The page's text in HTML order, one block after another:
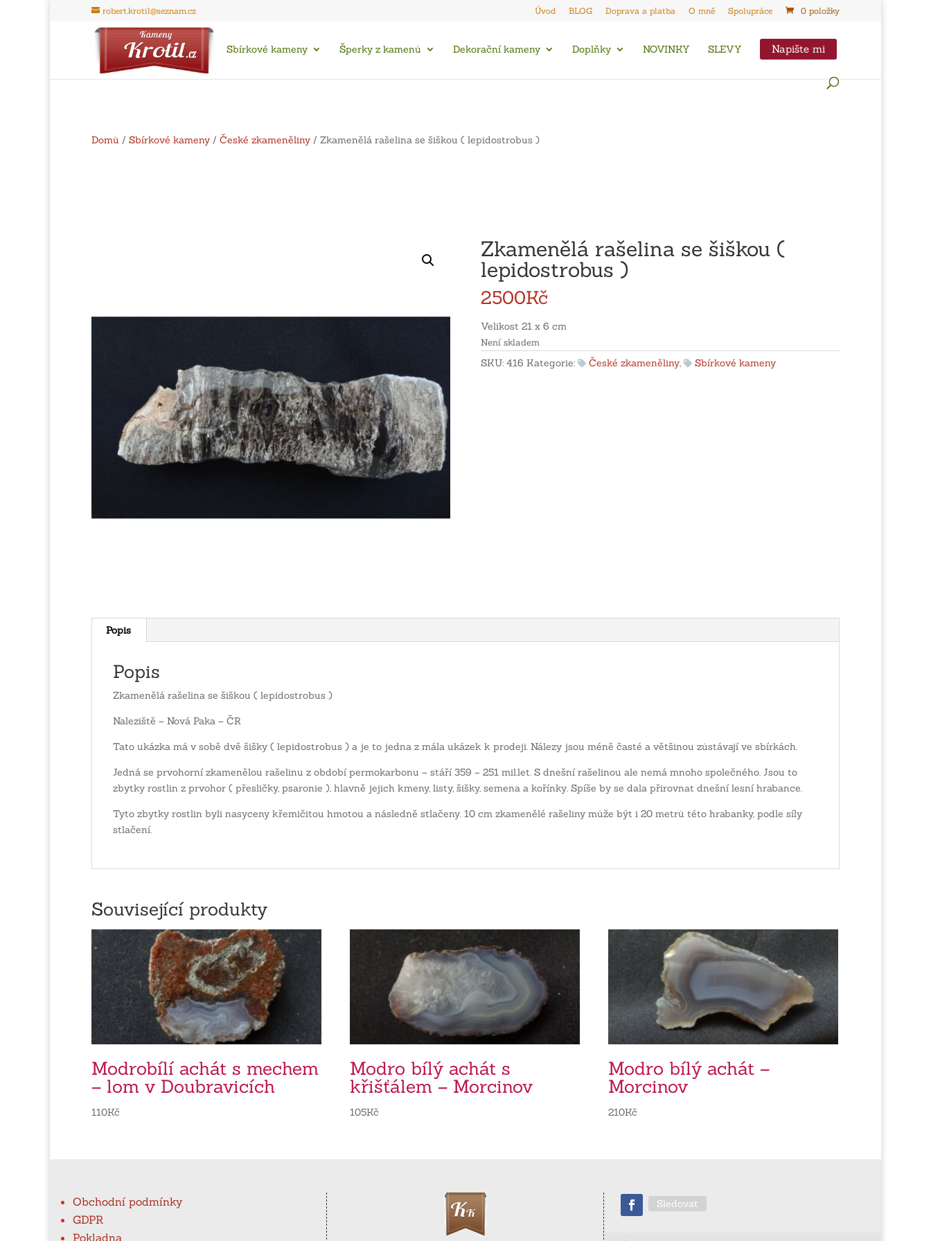
robert.krotil@seznam.cz Úvod BLOG Doprava a platba O mně Spolupráce 0 položky
Sbírkové kameny Šperky z kamenů Dekorační kameny Doplňky NOVINKY SLEVY Napište mi
Domů / Sbírkové kameny / České zkameněliny / Zkamenělá rašelina se šiškou ( lepidostrobus )
Zkamenělá rašelina se šiškou (
lepidostrobus )
2500Kč
Velikost 21 x 6 cm
Není skladem
SKU: 416 Kategorie: České zkameněliny, Sbírkové kameny
Popis
Popis
Zkamenělá rašelina se šiškou ( lepidostrobus )
Naleziště – Nová Paka – ČR
Tato ukázka má v sobě dvě šišky ( lepidostrobus ) a je to jedna z mála ukázek k prodeji. Nálezy jsou méně časté a většinou zůstávají ve sbírkách.
Jedná se prvohorní zkamenělou rašelinu z období permokarbonu – stáří 359 – 251 mil.let. S dnešní rašelinou ale nemá mnoho společného. Jsou to
zbytky rostlin z prvohor ( přesličky, psaronie ), hlavně jejich kmeny, listy, šišky, semena a kořínky. Spíše by se dala přirovnat dnešní lesní hrabance.
Tyto zbytky rostlin byli nasyceny křemičitou hmotou a následně stlačeny. 10 cm zkamenělé rašeliny může být i 20 metrů této hrabanky, podle síly
stlačení.
Související produkty
Modrobílí achát s mechem
– lom v Doubravicích
110Kč
Modro bílý achát s
křišťálem – Morcinov
105Kč
Modro bílý achát –
Morcinov
210Kč
Obchodní podmínky
GDPR
Pokladna
Sledovat